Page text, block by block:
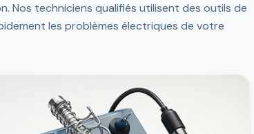
Nos techniciens qualifiés utilisent des outils de
les problèmes électriques de votre